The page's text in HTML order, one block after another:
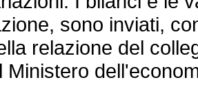
sono inviati,
relazione del
Ministero